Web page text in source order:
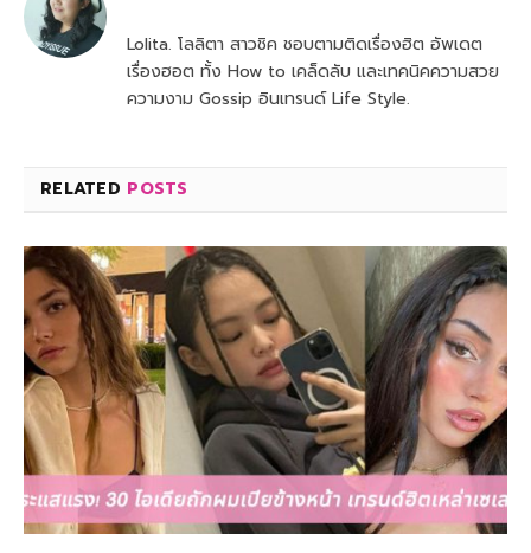
Lolita. โลลิตา สาวชิค ชอบตามติดเรื่องฮิต อัพเดต
เรื่องฮอต ทั้ง How to เคล็ดลับ และเทคนิคความสวย
ความงาม Gossip อินเทรนด์ Life Style.
RELATED POSTS